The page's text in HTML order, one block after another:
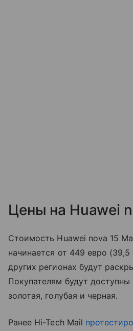
Цены на Huawei
Стоимость Huawei nova 15
начинается от 449 евро
других регионах будут
Покупателям будут
золотая, голубая и черная.
Ранее Hi-Tech Mail